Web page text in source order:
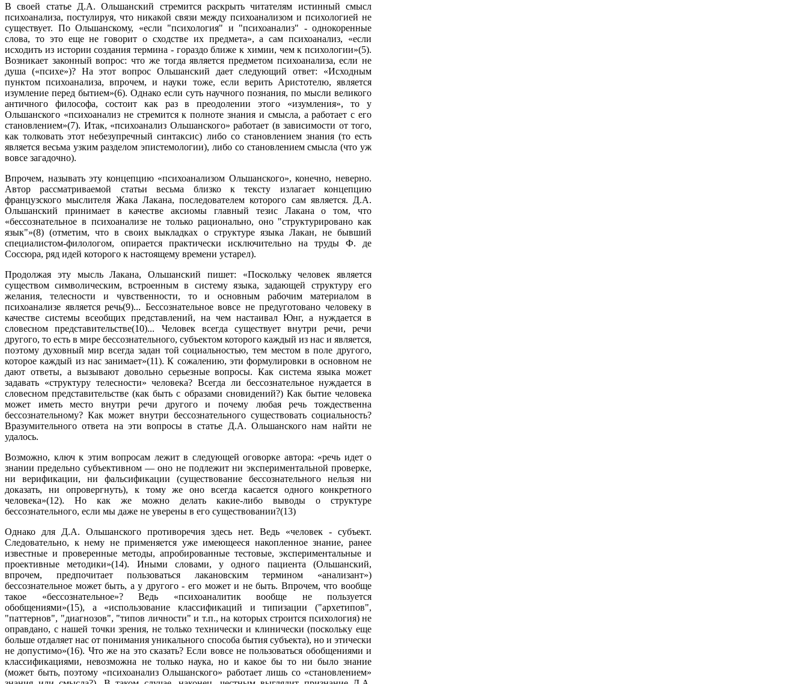
В своей статье Д.А. Ольшанский стремится раскрыть читателям истинный смысл
психоанализа, постулируя, что никакой связи между психоанализом и психологией не
существует. По Ольшанскому, «если "психология" и "психоанализ" - однокоренные
слова, то это еще не говорит о сходстве их предмета», а сам психоанализ, «если
исходить из истории создания термина - гораздо ближе к химии, чем к психологии»(5).
Возникает законный вопрос: что же тогда является предметом психоанализа, если не
душа («психе»)? На этот вопрос Ольшанский дает следующий ответ: «Исходным
пунктом психоанализа, впрочем, и науки тоже, если верить Аристотелю, является
изумление перед бытием»(6). Однако если суть научного познания, по мысли великого
античного философа, состоит как раз в преодолении этого «изумления», то у
Ольшанского «психоанализ не стремится к полноте знания и смысла, а работает с его
становлением»(7). Итак, «психоанализ Ольшанского» работает (в зависимости от того,
как толковать этот небезупречный синтаксис) либо со становлением знания (то есть
является весьма узким разделом эпистемологии), либо со становлением смысла (что уж
вовсе загадочно).
Впрочем, называть эту концепцию «психоанализом Ольшанского», конечно, неверно.
Автор рассматриваемой статьи весьма близко к тексту излагает концепцию
французского мыслителя Жака Лакана, последователем которого сам является. Д.А.
Ольшанский принимает в качестве аксиомы главный тезис Лакана о том, что
«бессознательное в психоанализе не только рационально, оно "структурировано как
язык"»(8) (отметим, что в своих выкладках о структуре языка Лакан, не бывший
специалистом-филологом, опирается практически исключительно на труды Ф. де
Соссюра, ряд идей которого к настоящему времени устарел).
Продолжая эту мысль Лакана, Ольшанский пишет: «Поскольку человек является
существом символическим, встроенным в систему языка, задающей структуру его
желания, телесности и чувственности, то и основным рабочим материалом в
психоанализе является речь(9)... Бессознательное вовсе не предуготовано человеку в
качестве системы всеобщих представлений, на чем настаивал Юнг, а нуждается в
словесном представительстве(10)... Человек всегда существует внутри речи, речи
другого, то есть в мире бессознательного, субъектом которого каждый из нас и является,
поэтому духовный мир всегда задан той социальностью, тем местом в поле другого,
которое каждый из нас занимает»(11). К сожалению, эти формулировки в основном не
дают ответы, а вызывают довольно серьезные вопросы. Как система языка может
задавать «структуру телесности» человека? Всегда ли бессознательное нуждается в
словесном представительстве (как быть с образами сновидений?) Как бытие человека
может иметь место внутри речи другого и почему любая речь тождественна
бессознательному? Как может внутри бессознательного существовать социальность?
Вразумительного ответа на эти вопросы в статье Д.А. Ольшанского нам найти не
удалось.
Возможно, ключ к этим вопросам лежит в следующей оговорке автора: «речь идет о
знании предельно субъективном — оно не подлежит ни экспериментальной проверке,
ни верификации, ни фальсификации (существование бессознательного нельзя ни
доказать, ни опровергнуть), к тому же оно всегда касается одного конкретного
человека»(12). Но как же можно делать какие-либо выводы о структуре
бессознательного, если мы даже не уверены в его существовании?(13)
Однако для Д.А. Ольшанского противоречия здесь нет. Ведь «человек - субъект.
Следовательно, к нему не применяется уже имеющееся накопленное знание, ранее
известные и проверенные методы, апробированные тестовые, экспериментальные и
проективные методики»(14). Иными словами, у одного пациента (Ольшанский,
впрочем, предпочитает пользоваться лакановским термином «анализант»)
бессознательное может быть, а у другого - его может и не быть. Впрочем, что вообще
такое «бессознательное»? Ведь «психоаналитик вообще не пользуется
обобщениями»(15), а «использование классификаций и типизации ("архетипов",
"паттернов", "диагнозов", "типов личности" и т.п., на которых строится психология) не
оправдано, с нашей точки зрения, не только технически и клинически (поскольку еще
больше отдаляет нас от понимания уникального способа бытия субъекта), но и этически
не допустимо»(16). Что же на это сказать? Если вовсе не пользоваться обобщениями и
классификациями, невозможна не только наука, но и какое бы то ни было знание
(может быть, поэтому «психоанализ Ольшанского» работает лишь со «становлением»